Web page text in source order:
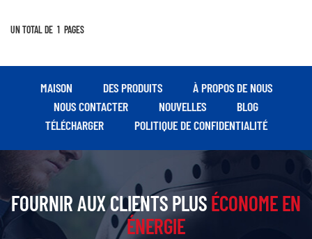
transmission de puissance
caoutchouc, les machines à
bois, le traitement du riz, la
traitement des vêtements, la
production d'azote et la
UN TOTAL DE 1 PAGES
MAISON DES PRODUITS
À PROPOS DE NOUS
NOUS CONTACTER
NOUVELLES
BLOG
TÉLÉCHARGER
POLITIQUE DE CONFIDENTIALITÉ
FOURNIR AUX CLIENTS PLUSÉCONOME EN
ÉNERGIE